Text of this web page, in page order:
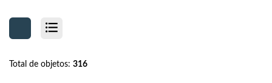
Total de objetos: 316